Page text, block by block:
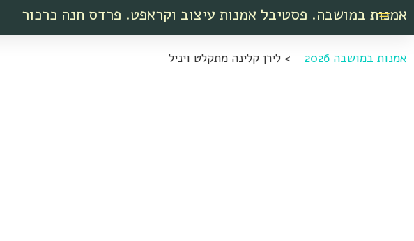
אמנות במושבה. פסטיבל אמנות עיצוב וקראפט. פרדס חנה כרכור
אמנות במושבה 2026 > לירן קלינה מתקלט ויניל